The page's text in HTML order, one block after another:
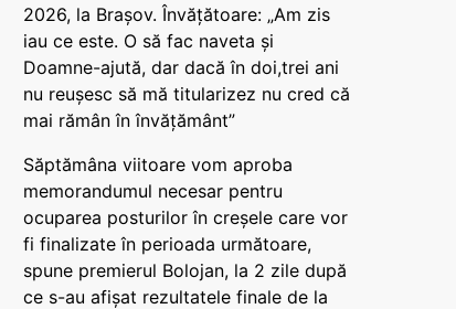
2026, la Brașov. Învățătoare: „Am zis
iau ce este. O să fac naveta și
Doamne-ajută, dar dacă în doi,trei ani
nu reușesc să mă titularizez nu cred că
mai rămân în învățământ”
Săptămâna viitoare vom aproba
memorandumul necesar pentru
ocuparea posturilor în creșele care vor
fi finalizate în perioada următoare,
spune premierul Bolojan, la 2 zile după
ce s-au afișat rezultatele finale de la